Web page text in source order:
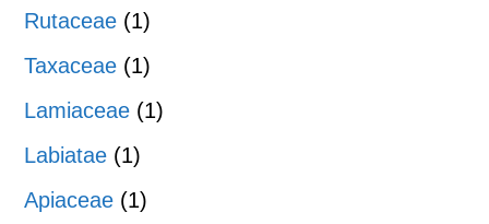
Rutaceae (1)
Taxaceae (1)
Lamiaceae (1)
Labiatae (1)
Apiaceae (1)